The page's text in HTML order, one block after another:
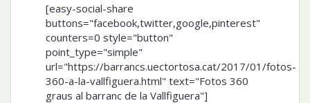
[easy-social-share
buttons="facebook,twitter,google,pinterest"
counters=0 style="button"
point_type="simple"
url="https://barrancs.uectortosa.cat/2017/01/fotos-
360-a-la-vallfiguera.html" text="Fotos 360
graus al barranc de la Vallfiguera"]